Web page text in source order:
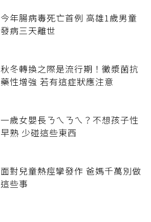
今年腸病毒死亡首例 高雄1歲男童
發病三天離世
秋冬轉換之際是流行期！黴漿菌抗
藥性增強 若有這症狀應注意
一歲女嬰長ㄋㄟㄋㄟ？不想孩子性
早熟 少碰這些東西
面對兒童熱痙攣發作 爸媽千萬別做
這些事